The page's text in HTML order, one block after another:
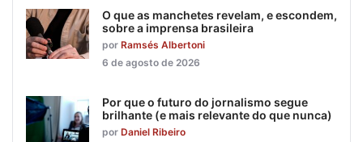
O que as manchetes revelam, e escondem,
sobre a imprensa brasileira
por Ramsés Albertoni
6 de agosto de 2026
Por que o futuro do jornalismo segue
brilhante (e mais relevante do que nunca)
por Daniel Ribeiro